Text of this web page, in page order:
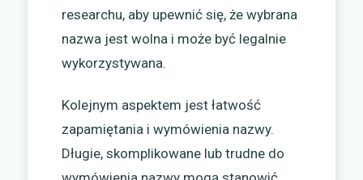
researchu, aby upewnić się, że wybrana
nazwa jest wolna i może być legalnie
wykorzystywana.
Kolejnym aspektem jest łatwość
zapamiętania i wymówienia nazwy.
Długie, skomplikowane lub trudne do